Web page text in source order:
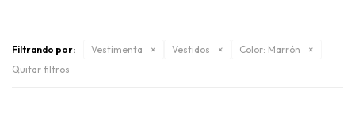
Filtrando por: Vestimenta Vestidos Color: Marrón
Quitar filtros